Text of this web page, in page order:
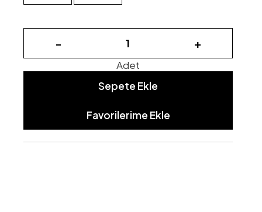
- +
Adet
Sepete Ekle
Favorilerime Ekle